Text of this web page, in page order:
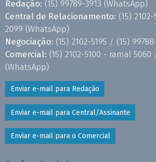
Redação: (15) 99789-3913 (WhatsApp)
Central de Relacionamento: (15)
2099 (WhatsApp)
Negociação: (15) 2102-5195 / (15)
Comercial: (15) 2102-5100 - ramal 5060
(WhatsApp)
Enviar e-mail para Redação
Enviar e-mail para Central/Assinante
Enviar e-mail para o Comercial